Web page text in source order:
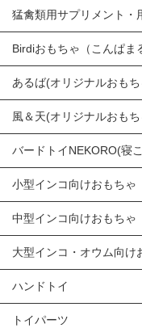
猛禽類用サプリメント・
Birdiおもちゃ（こんぱま
あるば(オリジナルおも
風＆天(オリジナルおも
バードトイNEKORO(寝
小型インコ向けおもちゃ
中型インコ向けおもちゃ
大型インコ・オウム向け
ハンドトイ
トイパーツ